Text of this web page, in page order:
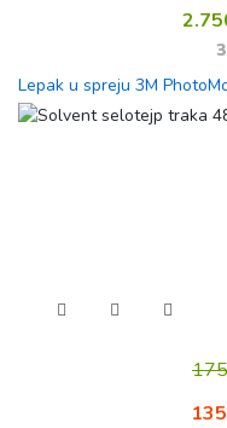
Lepak u spreju 3M